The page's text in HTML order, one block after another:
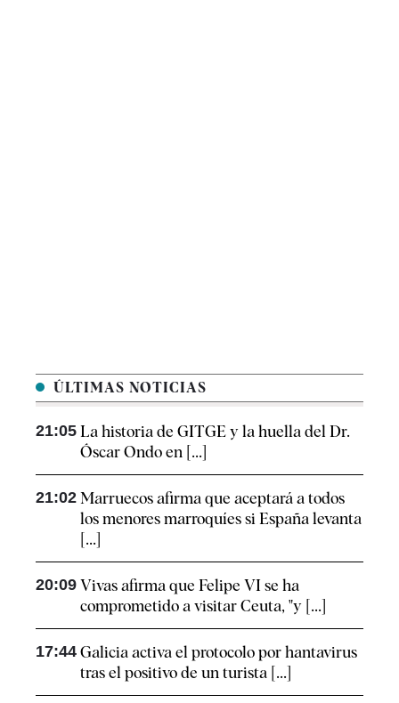
ÚLTIMAS NOTICIAS
21:05 La historia de GITGE y la huella del Dr.
Óscar Ondo en [...]
21:02 Marruecos afirma que aceptará a todos
los menores marroquíes si España levanta
[...]
20:09 Vivas afirma que Felipe VI se ha
comprometido a visitar Ceuta, "y [...]
17:44 Galicia activa el protocolo por hantavirus
tras el positivo de un turista [...]